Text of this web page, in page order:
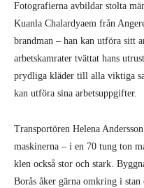
Fotografierna avbildar stolta
Kuanla Chalardyaem från
brandman – han kan utföra sitt
arbetskamrater tvättat hans
prydliga kläder till alla viktiga
kan utföra sina arbetsuppgifter.
Transportören Helena
maskinerna – i en 70 tung ton
klen också stor och stark.
Borås åker gärna omkring i